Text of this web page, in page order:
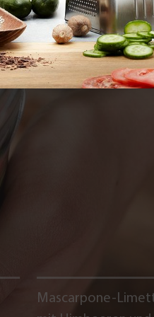
Mascarpone-